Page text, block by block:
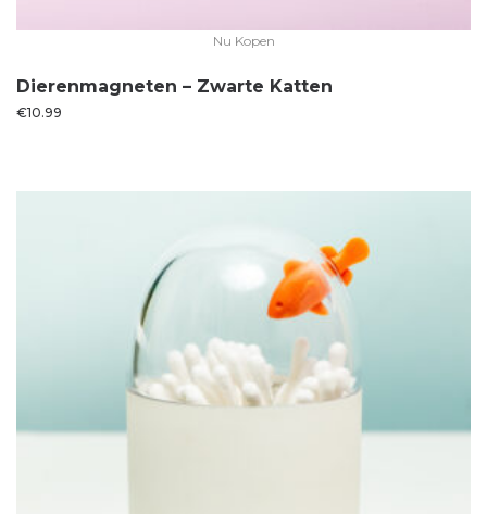
Nu Kopen
Dierenmagneten – Zwarte Katten
€10.99